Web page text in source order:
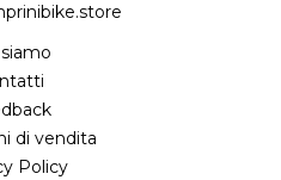
di vendita
Policy